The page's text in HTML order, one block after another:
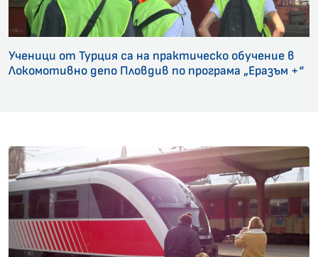
Ученици от Турция са на практическо обучение в
Локомотивно депо Пловдив по програма „Еразъм +“